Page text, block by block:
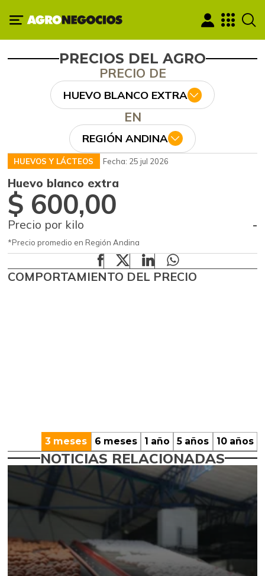
PRECIOS DEL AGRO
PRECIO DE
HUEVO BLANCO EXTRA
EN
REGIÓN ANDINA
HUEVOS Y LÁCTEOS Fecha: 25 jul 2026
Huevo blanco extra
$ 600,00
Precio por kilo -
*Precio promedio en Región Andina
COMPORTAMIENTO DEL PRECIO
3 meses 6 meses 1 año 5 años 10 años
NOTICIAS RELACIONADAS